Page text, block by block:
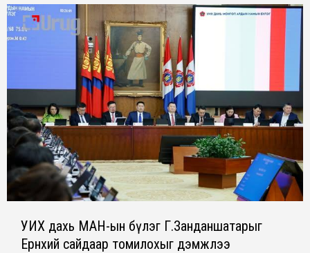
УИХ дахь МАН-ын бүлэг Г.Занданшатарыг
Ерөнхий сайдаар томилохыг дэмжлээ